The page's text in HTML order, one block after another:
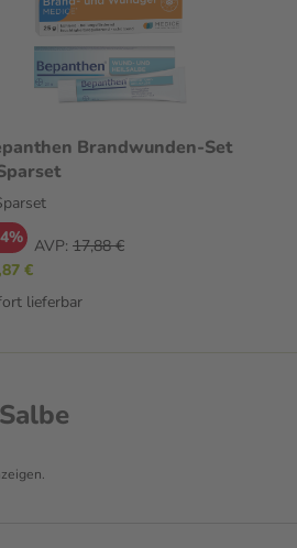
Brandwunden-Set
AVP: 17,88 €
€
lieferbar